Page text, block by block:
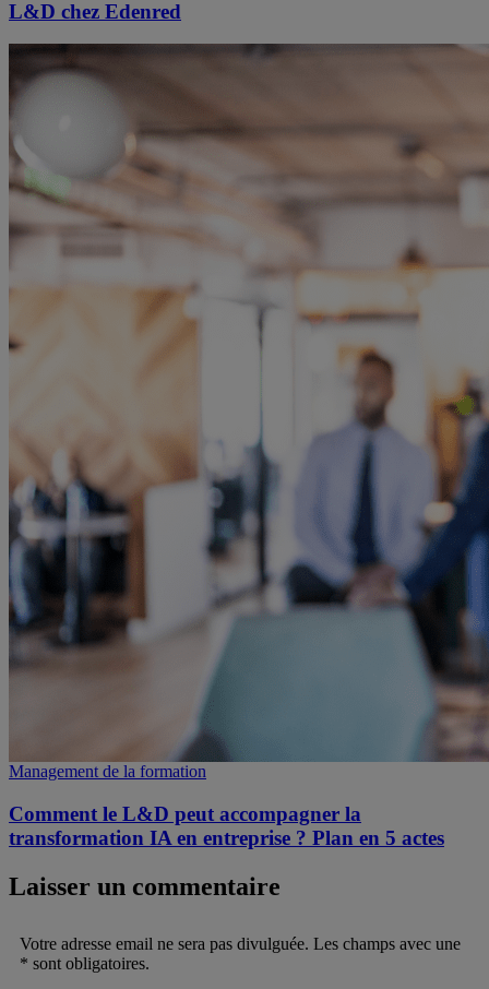
L&D chez Edenred
Management de la formation
Comment le L&D peut accompagner la
transformation IA en entreprise ? Plan en 5 actes
Laisser un commentaire
Votre adresse email ne sera pas divulguée. Les champs avec une
* sont obligatoires.